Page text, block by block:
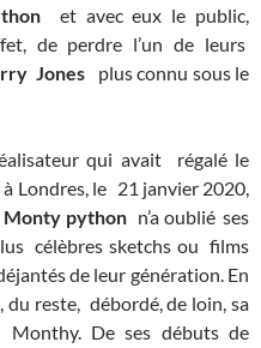
et avec eux le public,
de perdre l’un de leurs
Jones
plus connu sous le
qui avait régalé le
à Londres, le 21 janvier 2020,
Monty pythonn’a oublié ses
célèbres sketchs ou films
de leur génération. En
du reste, débordé, de loin, sa
De ses débuts de